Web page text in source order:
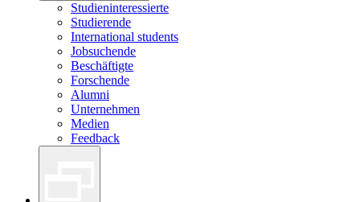
Studieninteressierte
Studierende
International students
Jobsuchende
Beschäftigte
Forschende
Alumni
Unternehmen
Medien
Feedback